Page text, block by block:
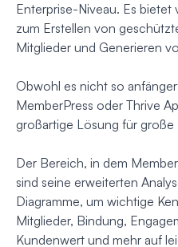
Enterprise-Niveau. Es
zum Erstellen von
Mitglieder und Generieren
Obwohl es nicht so
MemberPress oder Thrive
großartige Lösung für
Der Bereich, in dem
sind seine erweiterten
Diagramme, um wichtige
Mitglieder, Bindung,
Kundenwert und mehr auf